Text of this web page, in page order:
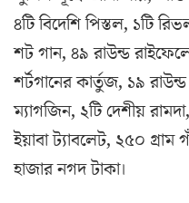
৪টি বিদেশি পিস্তল, ১টি
শট গান, ৪৯ রাউন্ড
শর্টগানের কার্তুজ, ১৯
ম্যাগজিন, ২টি দেশীয়
ইয়াবা ট্যাবলেট, ২৫০
হাজার নগদ টাকা।